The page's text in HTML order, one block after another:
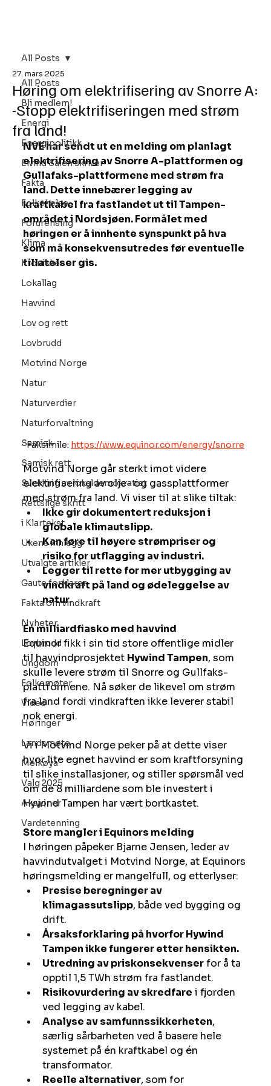
All Posts
Bli medlem!
Energi
Energipolitikk
Eivind Salen skriver
Fakta
Folkehelse
Forurensing
Klima
Kronikker
Lokallag
Havvind
Lov og rett
Lovbrudd
Motvind Norge
Natur
Naturverdier
Naturforvaltning
Samisk
Samisk rett
Svekking av lokaldemokratiet
Rettslige skritt
i Klartekst
Ukens innlegg
Utvalgte artikler
Gaute forklarer
Fakta om vindkraft
Nyheter
Lovbrudd
Ungdom
Folkemøter
Video
Høringer
Landsmøte
Melkøya
Valg 2025
Aksjoner
Vardetenning
All Posts
Høring om elektrifisering av Snorre A:
-Stopp elektrifiseringen med strøm
fra land!
27. mars 2025
NVE har sendt ut en melding om planlagt
elektrifisering av Snorre A-plattformen og
Gullafaks-plattformene med strøm fra
land. Dette innebærer legging av
kraftkabel fra fastlandet ut til Tampen-
området i Nordsjøen. Formålet med
høringen er å innhente synspunkt på hva
som må konsekvensutredes før eventuelle
tillatelser gis.
Faksimile: https://www.equinor.com/energy/snorre
Motvind Norge går sterkt imot videre
elektrifisering av olje- og gassplattformer
med strøm fra land. Vi viser til at slike tiltak:
Ikke gir dokumentert reduksjon i
globale klimautslipp.
Kan føre til høyere strømpriser og
risiko for utflagging av industri.
Legger til rette for mer utbygging av
vindkraft på land og ødeleggelse av
natur.
En milliardfiasko med havvind
Equinor fikk i sin tid store offentlige midler
til havvindprosjektet Hywind Tampen, som
skulle levere strøm til Snorre og Gullfaks-
plattformene. Nå søker de likevel om strøm
fra land fordi vindkraften ikke leverer stabil
nok energi.
Vi i Motvind Norge peker på at dette viser
hvor lite egnet havvind er som kraftforsyning
til slike installasjoner, og stiller spørsmål ved
om de 8 milliardene som ble investert i
Hywind Tampen har vært bortkastet.
Store mangler i Equinors melding
I høringen påpeker Bjarne Jensen, leder av
havvindutvalget i Motvind Norge, at Equinors
høringsmelding er mangelfull, og etterlyser:
Presise beregninger av
klimagassutslipp, både ved bygging og
drift.
Årsaksforklaring på hvorfor Hywind
Tampen ikke fungerer etter hensikten.
Utredning av priskonsekvenser for å ta
opptil 1,5 TWh strøm fra fastlandet.
Risikovurdering av skredfare i fjorden
ved legging av kabel.
Analyse av samfunnssikkerheten,
særlig sårbarheten ved å basere hele
systemet på én kraftkabel og én
transformator.
Reelle alternativer, som for